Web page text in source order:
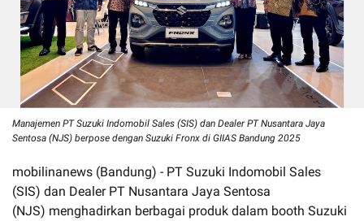
Manajemen PT Suzuki Indomobil Sales (SIS) dan Dealer PT Nusantara Jaya
Sentosa (NJS) berpose dengan Suzuki Fronx di GIIAS Bandung 2025
mobilinanews (Bandung) - PT Suzuki Indomobil Sales
(SIS) dan Dealer PT Nusantara Jaya Sentosa
(NJS) menghadirkan berbagai produk dalam booth Suzuki